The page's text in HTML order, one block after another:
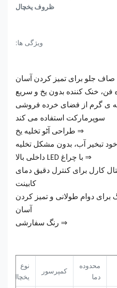
ظروف یخچال
ویژگی ها:
جلو برای تمیز کردن آسان
خنک کننده بدون یخ و سریع
ی 90 درجه ی گرم از فضای خرده فروشی
سوپرمارکت استفاده می کند
⇒ طراحی آٹو تخلیه یخ
تبخیر آب، بدون مشکل تخلیه
⇒ با چراغ LED داخلی بالا
کارل برای کنترل دقیق دمای
کابینت
برای دوام طولانی و تمیز کردن
آسان
⇒ رنگ سفارشی
محدوده
دما
کمپرسور
نوع
یخچال